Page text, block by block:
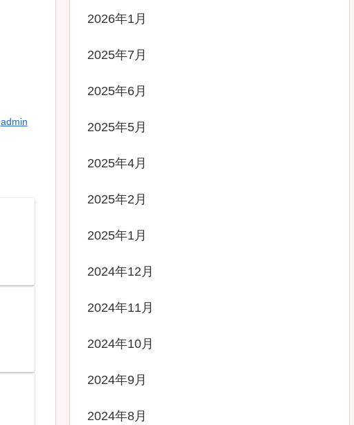
admin
2026年1月
2025年7月
2025年6月
2025年5月
2025年4月
2025年2月
2025年1月
2024年12月
2024年11月
2024年10月
2024年9月
2024年8月